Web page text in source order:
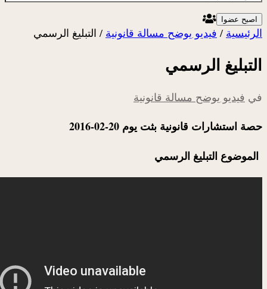
اصبح عضوا
الرئيسية / فيديو يوضح مسالة قانونية / التبليغ الرسمي
التبليغ الرسمي
في فيديو يوضح مسالة قانونية
حصة استشارات قانونية بثت يوم 20-02-2016
الموضوع التبليغ الرسمي